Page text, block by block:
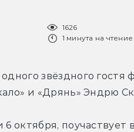
1626
1 минута на чтение
звёздного гостя
и «Дрянь» Эндрю
октября, поучаствует в